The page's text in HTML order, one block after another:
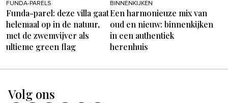
FUNDA-PARELS
Funda-parel: deze villa gaat
helemaal op in de natuur,
met de zwemvijver als
ultieme green flag
BINNENKIJKEN
Een harmonieuze mix van
oud en nieuw: binnenkijken
in een authentiek
herenhuis
Volg ons